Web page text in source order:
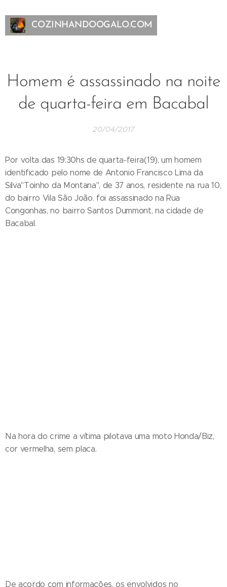
COZINHANDOOGALO.COM
Homem é assassinado na noite
de quarta-feira em Bacabal
20/04/2017
Por volta das 19:30hs de quarta-feira(19), um homem
identificado pelo nome de Antonio Francisco Lima da
Silva"Toinho da Montana", de 37 anos, residente na rua 10,
do bairro Vila São João. foi assassinado na Rua
Congonhas, no bairro Santos Dummont, na cidade de
Bacabal.
Na hora do crime a vítima pilotava uma moto Honda/Biz,
cor vermelha, sem placa.
De acordo com informações, os envolvidos no